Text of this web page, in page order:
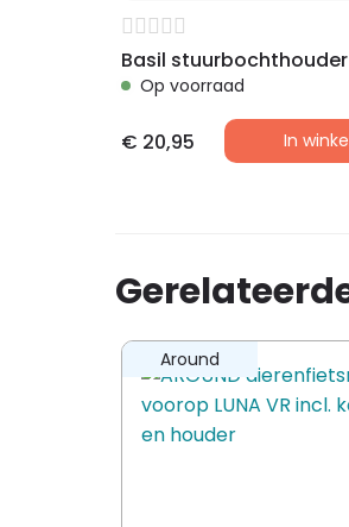
Op voorraad
€ 20,95 In
Around